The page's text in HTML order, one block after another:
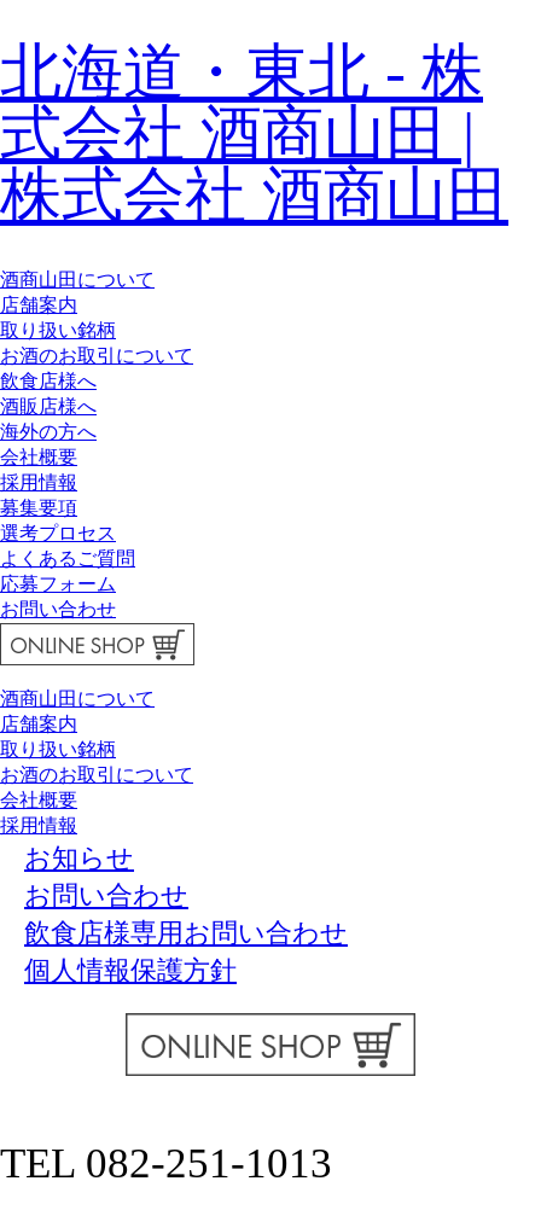
北海道・東北 - 株
式会社 酒商山田 |
株式会社 酒商山田
酒商山田について
店舗案内
取り扱い銘柄
お酒のお取引について
飲食店様へ
酒販店様へ
海外の方へ
会社概要
採用情報
募集要項
選考プロセス
よくあるご質問
応募フォーム
お問い合わせ
酒商山田について
店舗案内
取り扱い銘柄
お酒のお取引について
会社概要
採用情報
お知らせ
お問い合わせ
飲食店様専用お問い合わせ
個人情報保護方針
TEL 082-251-1013